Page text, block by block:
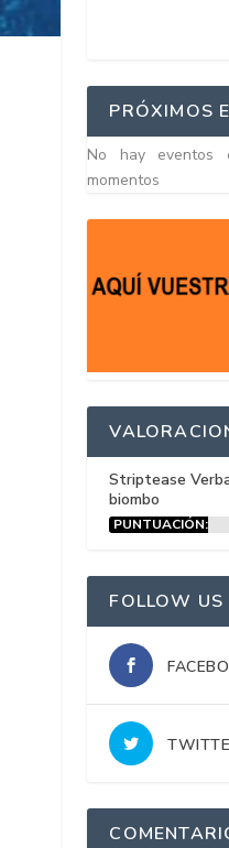
PRÓXIMOS
No hay
momentos
Striptease
biombo
PUNTUACIÓN:
FOLLOW US